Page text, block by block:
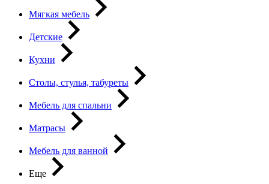
Мягкая мебель
Детские
Кухни
Столы, стулья, табуреты
Мебель для спальни
Матрасы
Мебель для ванной
Еще